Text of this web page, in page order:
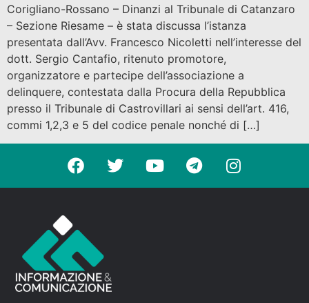
Corigliano-Rossano – Dinanzi al Tribunale di Catanzaro
– Sezione Riesame – è stata discussa l’istanza
presentata dall’Avv. Francesco Nicoletti nell’interesse del
dott. Sergio Cantafio, ritenuto promotore,
organizzatore e partecipe dell’associazione a
delinquere, contestata dalla Procura della Repubblica
presso il Tribunale di Castrovillari ai sensi dell’art. 416,
commi 1,2,3 e 5 del codice penale nonché di […]